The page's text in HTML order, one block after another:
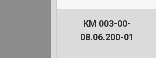
КМ 003-00-
08.06.200-01